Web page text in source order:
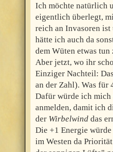
Ich möchte natürlich
eigentlich überlegt,
reich an Invasoren ist
hätte ich auch da
dem Wüten etwas tun
Aber jetzt, wo ihr
Einziger Nachteil:
an der Zahl). Was für
Dafür würde ich
anmelden, damit ich
der Wirbelwind das
Die +1 Energie
im Westen da